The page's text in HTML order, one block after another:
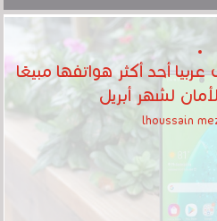
أحد أكثر هواتفها مبيعًا
لشهر أبريل